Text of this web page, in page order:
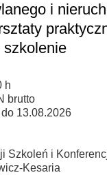
i
szkolenie
h
brutto
13.08.2026
Szkoleń i
Kesaria